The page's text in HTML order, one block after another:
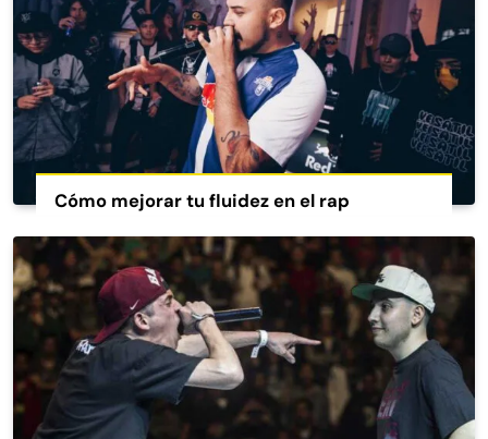
Cómo mejorar tu fluidez en el rap